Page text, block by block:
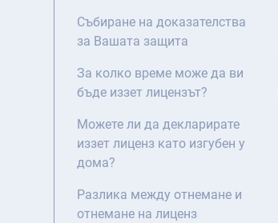
Събиране на доказателства
за Вашата защита
За колко време може да ви
бъде иззет лицензът?
Можете ли да декларирате
иззет лиценз като изгубен у
дома?
Разлика между отнемане и
отнемане на лиценз